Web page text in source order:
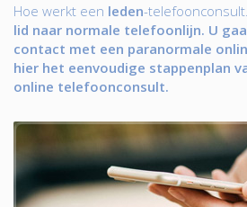
Hoe werkt een leden-telefoonconsult.
lid naar normale telefoonlijn. U
contact met een paranormale
hier het eenvoudige stappenplan
online telefoonconsult.